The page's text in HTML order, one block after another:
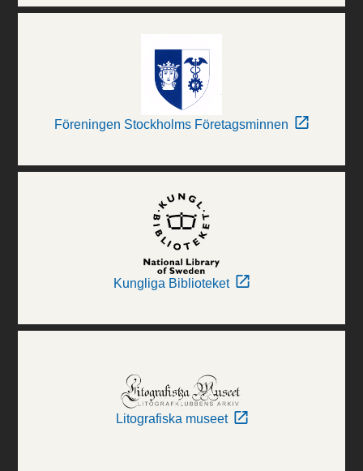
Föreningen Stockholms Företagsminnen
Kungliga Biblioteket
Litografiska museet